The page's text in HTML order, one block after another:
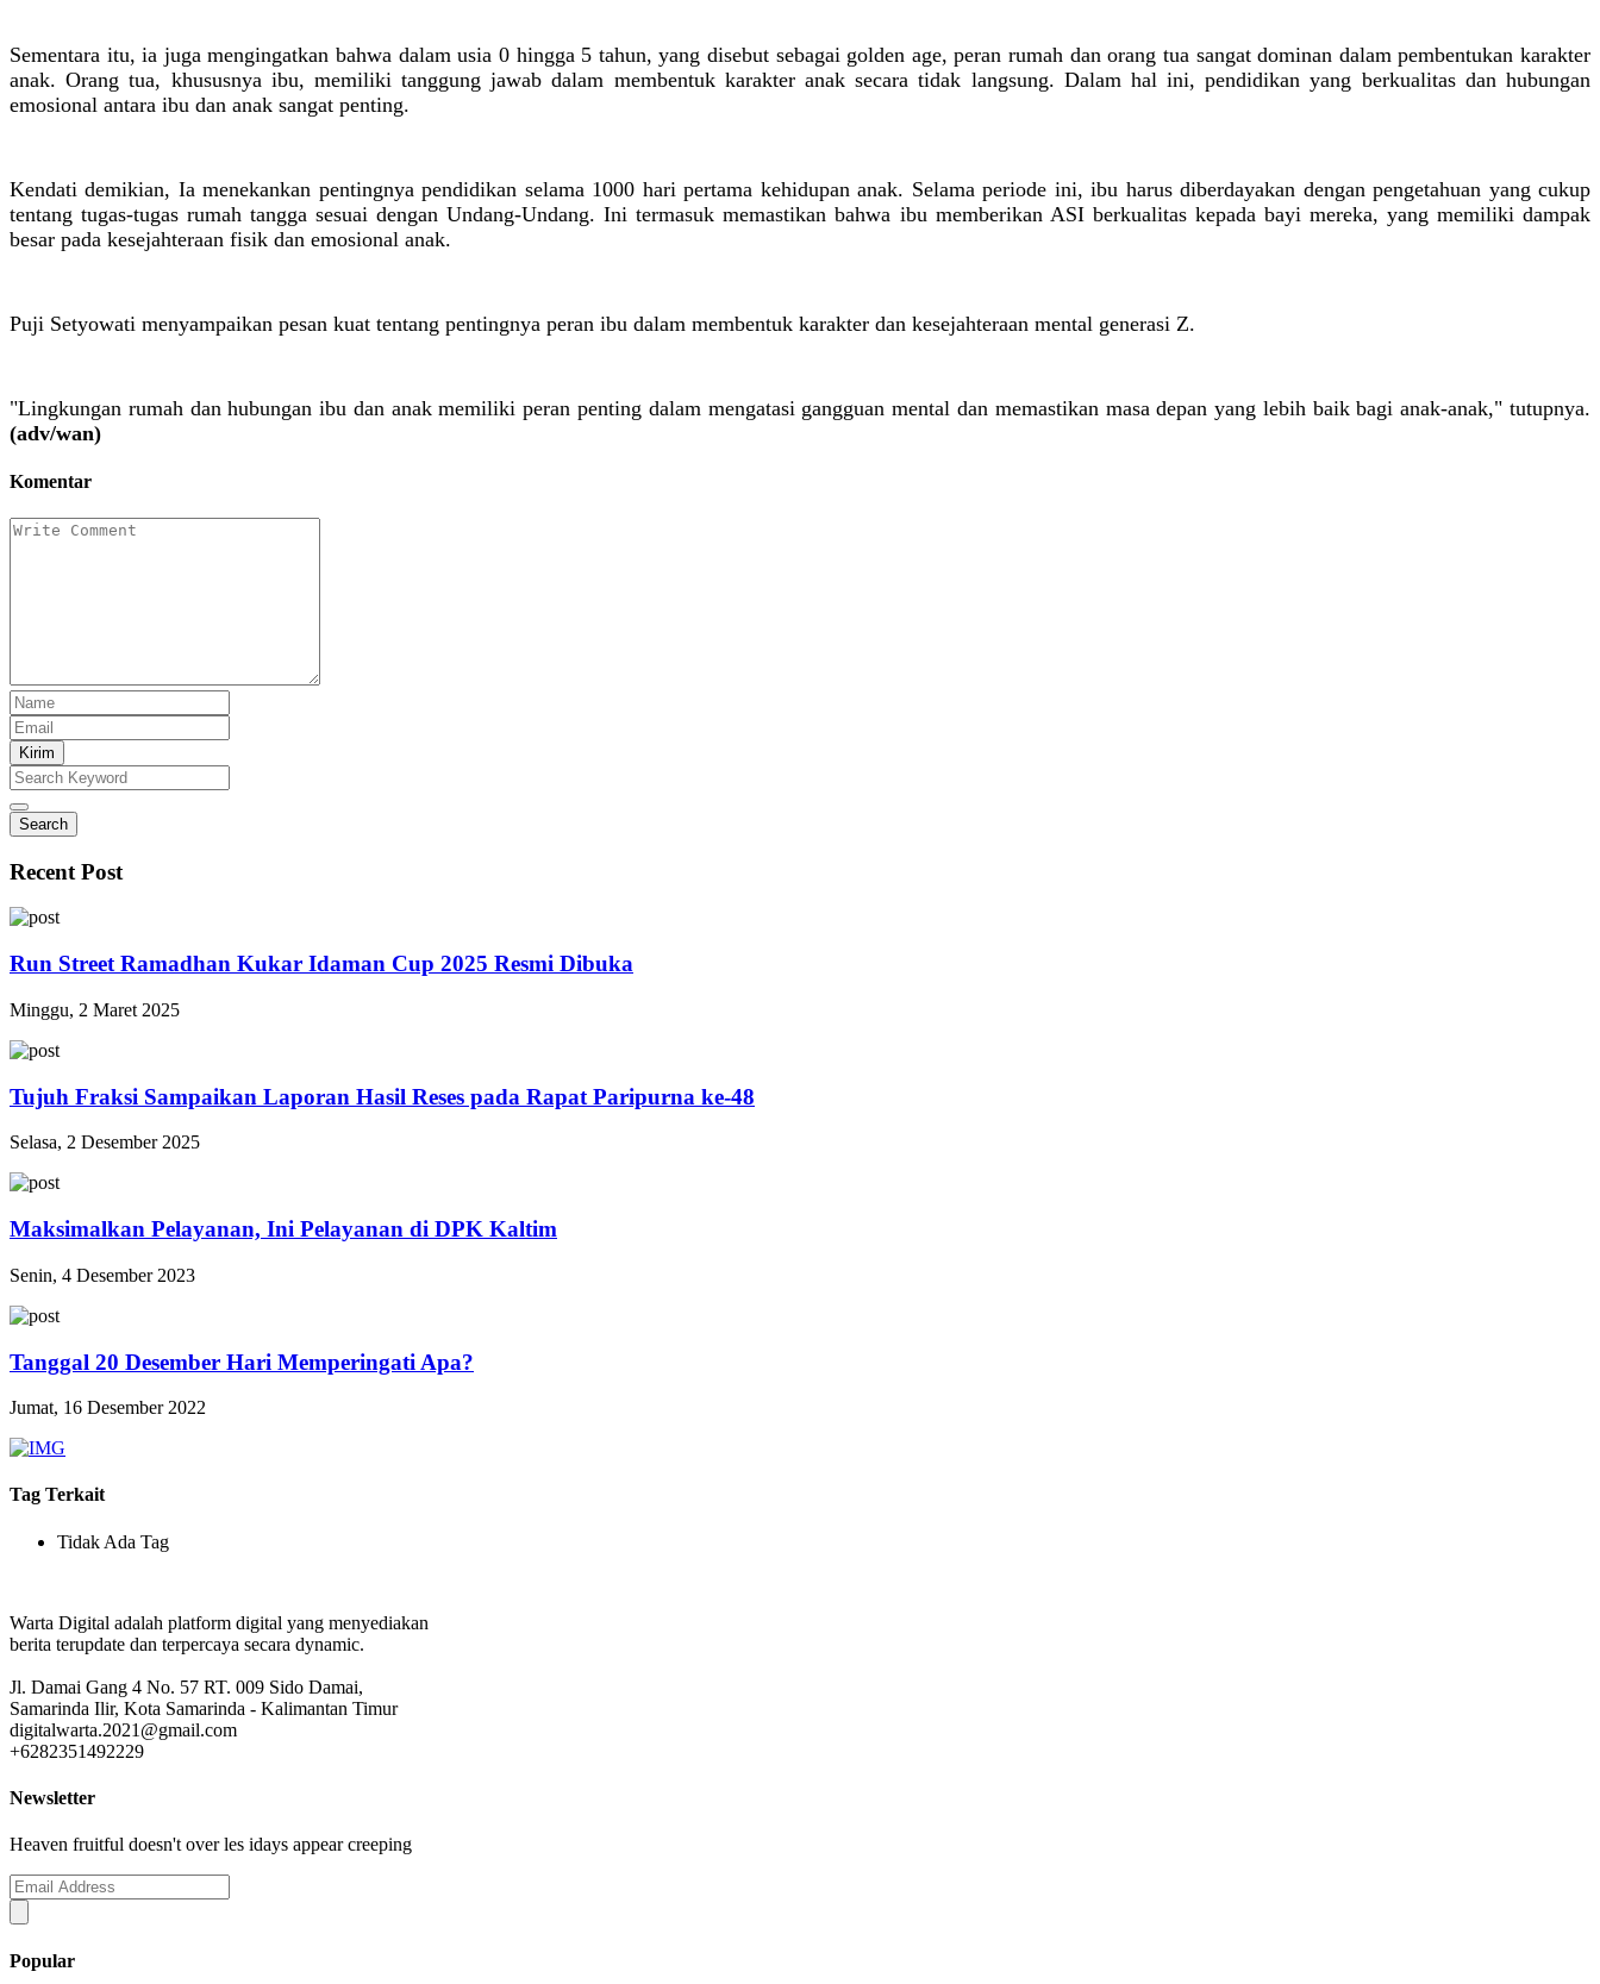
Sementara itu, ia juga mengingatkan bahwa dalam usia 0 hingga 5 tahun, yang disebut sebagai golden age, peran rumah dan orang tua sangat dominan dalam pembentukan karakter
anak. Orang tua, khususnya ibu, memiliki tanggung jawab dalam membentuk karakter anak secara tidak langsung. Dalam hal ini, pendidikan yang berkualitas dan hubungan
emosional antara ibu dan anak sangat penting.
Kendati demikian, Ia menekankan pentingnya pendidikan selama 1000 hari pertama kehidupan anak. Selama periode ini, ibu harus diberdayakan dengan pengetahuan yang cukup
tentang tugas-tugas rumah tangga sesuai dengan Undang-Undang. Ini termasuk memastikan bahwa ibu memberikan ASI berkualitas kepada bayi mereka, yang memiliki dampak
besar pada kesejahteraan fisik dan emosional anak.
Puji Setyowati menyampaikan pesan kuat tentang pentingnya peran ibu dalam membentuk karakter dan kesejahteraan mental generasi Z.
"Lingkungan rumah dan hubungan ibu dan anak memiliki peran penting dalam mengatasi gangguan mental dan memastikan masa depan yang lebih baik bagi anak-anak," tutupnya.
(adv/wan)
Komentar
Kirim
Search
Recent Post
Run Street Ramadhan Kukar Idaman Cup 2025 Resmi Dibuka
Minggu, 2 Maret 2025
Tujuh Fraksi Sampaikan Laporan Hasil Reses pada Rapat Paripurna ke-48
Selasa, 2 Desember 2025
Maksimalkan Pelayanan, Ini Pelayanan di DPK Kaltim
Senin, 4 Desember 2023
Tanggal 20 Desember Hari Memperingati Apa?
Jumat, 16 Desember 2022
Tag Terkait
Tidak Ada Tag
Warta Digital adalah platform digital yang menyediakan
berita terupdate dan terpercaya secara dynamic.
Jl. Damai Gang 4 No. 57 RT. 009 Sido Damai,
Samarinda Ilir, Kota Samarinda - Kalimantan Timur
digitalwarta.2021@gmail.com
+6282351492229
Newsletter
Heaven fruitful doesn't over les idays appear creeping
Popular